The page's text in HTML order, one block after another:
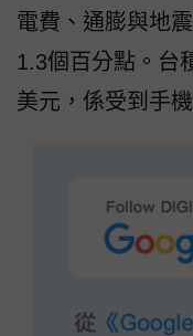
電費、通膨與地
1.3個百分點。台
美元，係受到手